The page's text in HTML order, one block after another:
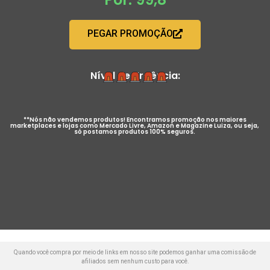
PEGAR PROMOÇÃO
Nível de Urgência:
**Nós não vendemos produtos! Encontramos promoção nos maiores
marketplaces e lojas como Mercado Livre, Amazon e Magazine Luiza, ou seja,
só postamos produtos 100% seguros.
Quando você compra por meio de links em nosso site podemos ganhar uma comissão de
afiliados sem nenhum custo para você.